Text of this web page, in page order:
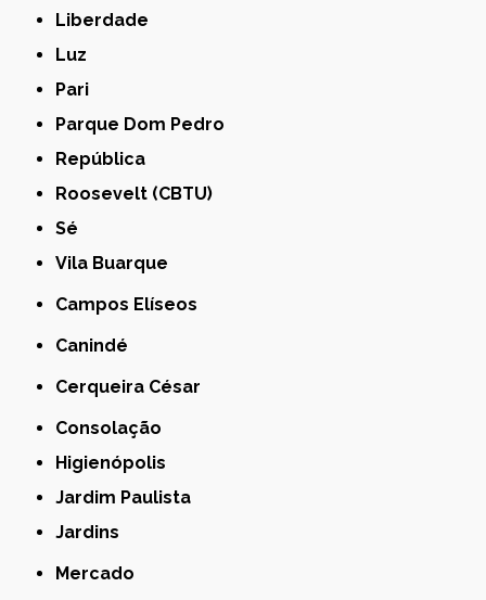
Liberdade
Luz
Pari
Parque Dom Pedro
República
Roosevelt (CBTU)
Sé
Vila Buarque
Campos Elíseos
Canindé
Cerqueira César
Consolação
Higienópolis
Jardim Paulista
Jardins
Mercado